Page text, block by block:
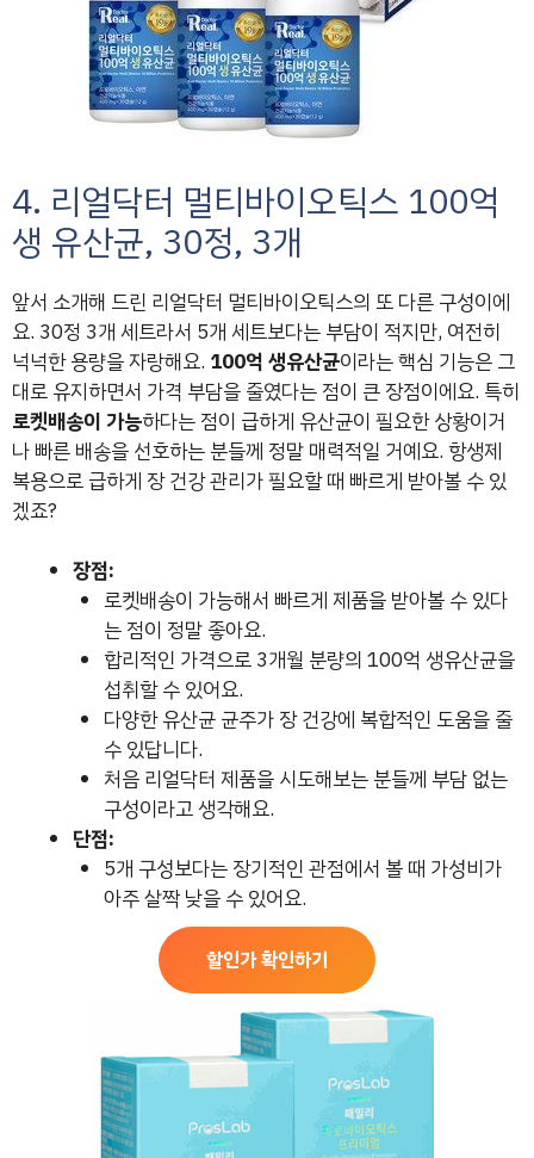
4. 리얼닥터 멀티바이오틱스 100억
생 유산균, 30정, 3개
앞서 소개해 드린 리얼닥터 멀티바이오틱스의 또 다른 구성이에
요. 30정 3개 세트라서 5개 세트보다는 부담이 적지만, 여전히
넉넉한 용량을 자랑해요. 100억 생유산균이라는 핵심 기능은 그
대로 유지하면서 가격 부담을 줄였다는 점이 큰 장점이에요. 특히
로켓배송이 가능하다는 점이 급하게 유산균이 필요한 상황이거
나 빠른 배송을 선호하는 분들께 정말 매력적일 거예요. 항생제
복용으로 급하게 장 건강 관리가 필요할 때 빠르게 받아볼 수 있
겠죠?
장점:
로켓배송이 가능해서 빠르게 제품을 받아볼 수 있다
는 점이 정말 좋아요.
합리적인 가격으로 3개월 분량의 100억 생유산균을
섭취할 수 있어요.
다양한 유산균 균주가 장 건강에 복합적인 도움을 줄
수 있답니다.
처음 리얼닥터 제품을 시도해보는 분들께 부담 없는
구성이라고 생각해요.
단점:
5개 구성보다는 장기적인 관점에서 볼 때 가성비가
아주 살짝 낮을 수 있어요.
할인가 확인하기